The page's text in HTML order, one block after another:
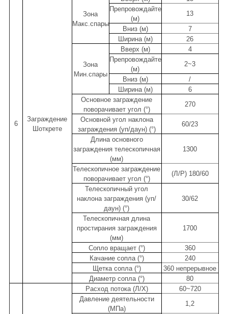
6
Заграждение
Шоткрете
Зона
Макс.спары
Препровождайте
(м)
13
Вниз (м)
7
Ширина (м)
26
Зона
Мин.спары
Вверх (м)
4
Препровождайте
(м)
2~3
Вниз (м)
/
Ширина (м)
6
Основное заграждение
поворачивает угол (°)
270
Основной угол наклона
заграждения (уп/даун) (°)
60/23
Длина основного
заграждения телескопичная
(мм)
1300
Телескопичное заграждение
поворачивает угол (°)
(Л/Р) 180/60
Телескопичный угол
наклона заграждения (уп/
даун) (°)
30/62
Телескопичная длина
простирания заграждения
(мм)
1700
Сопло вращает (°)
360
Качание сопла (°)
240
Щетка сопла (°)
360 непрерывное
Диаметр сопла (°)
80
Расход потока (Л/Х)
60~720
Давление деятельности
(МПа)
1,2